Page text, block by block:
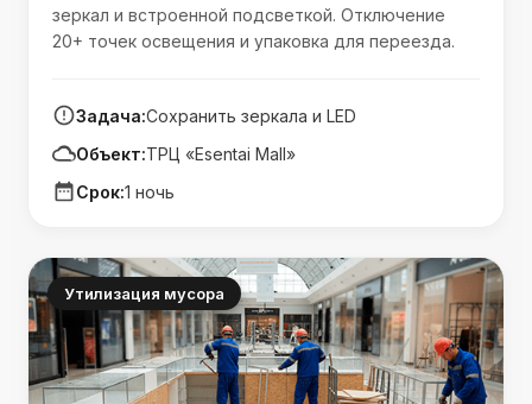
зеркал и встроенной подсветкой. Отключение
20+ точек освещения и упаковка для переезда.
Задача:Сохранить зеркала и LED
Объект:ТРЦ «Esentai Mall»
Срок:1 ночь
Утилизация мусора